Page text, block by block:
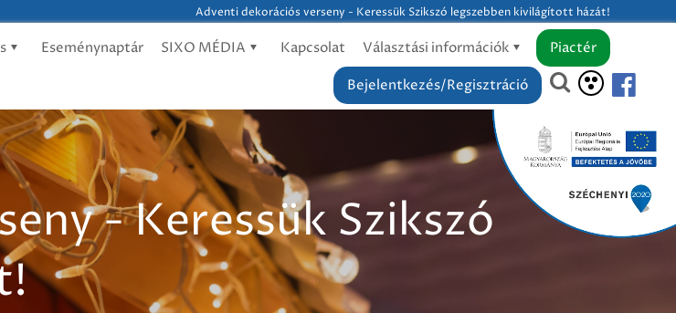
Adventi dekorációs verseny - Keressük Szikszó legszebben kivilágított házát!
Eseménynaptár SIXO MÉDIA Kapcsolat Választási információk
Piactér
Bejelentkezés/Regisztráció
- Keressük Szikszó